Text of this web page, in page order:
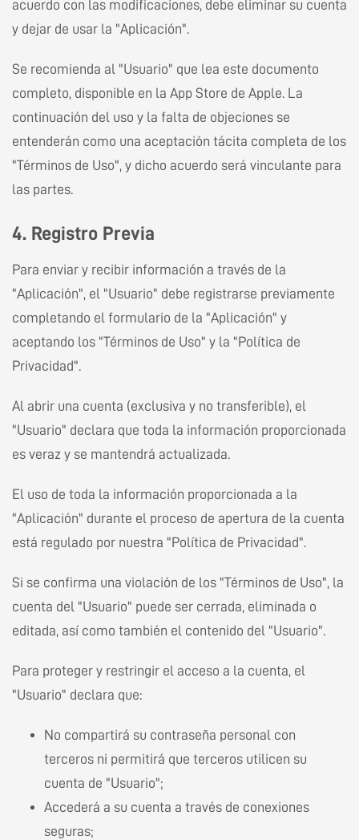
acuerdo con las modificaciones, debe eliminar su cuenta
y dejar de usar la "Aplicación".
Se recomienda al "Usuario" que lea este documento
completo, disponible en la App Store de Apple. La
continuación del uso y la falta de objeciones se
entenderán como una aceptación tácita completa de los
"Términos de Uso", y dicho acuerdo será vinculante para
las partes.
4. Registro Previa
Para enviar y recibir información a través de la
"Aplicación", el "Usuario" debe registrarse previamente
completando el formulario de la "Aplicación" y
aceptando los "Términos de Uso" y la "Política de
Privacidad".
Al abrir una cuenta (exclusiva y no transferible), el
"Usuario" declara que toda la información proporcionada
es veraz y se mantendrá actualizada.
El uso de toda la información proporcionada a la
"Aplicación" durante el proceso de apertura de la cuenta
está regulado por nuestra "Política de Privacidad".
Si se confirma una violación de los "Términos de Uso", la
cuenta del "Usuario" puede ser cerrada, eliminada o
editada, así como también el contenido del "Usuario".
Para proteger y restringir el acceso a la cuenta, el
"Usuario" declara que:
No compartirá su contraseña personal con
terceros ni permitirá que terceros utilicen su
cuenta de "Usuario";
Accederá a su cuenta a través de conexiones
seguras;